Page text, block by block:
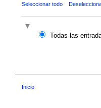
Seleccionar todo
Todas las
Inicio